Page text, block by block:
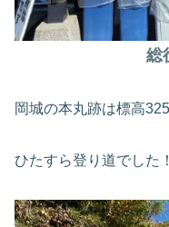
総
岡城の本丸跡は標高
ひたすら登り道でした！